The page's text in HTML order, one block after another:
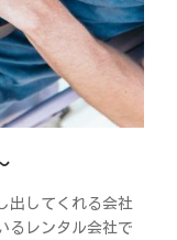
出してくれる会社
るレンタル会社で